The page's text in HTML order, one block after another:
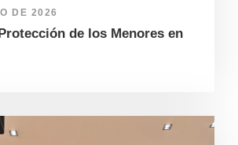
DE 2026
de los Menores en